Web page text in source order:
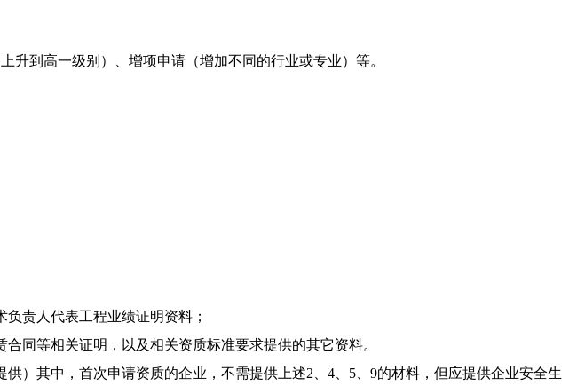
到高一级别）、增项申请（增加不同的行业或专业）等。
责人代表工程业绩证明资料；
同等相关证明，以及相关资质标准要求提供的其它资料。
）其中，首次申请资质的企业，不需提供上述2、4、5、9的材料，但应提供企业安全生